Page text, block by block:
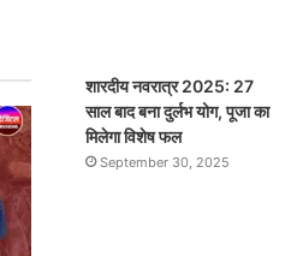
शारदीय नवरात्र 2025: 27
साल बाद बना दुर्लभ योग, पूजा का
मिलेगा विशेष फल
September 30, 2025